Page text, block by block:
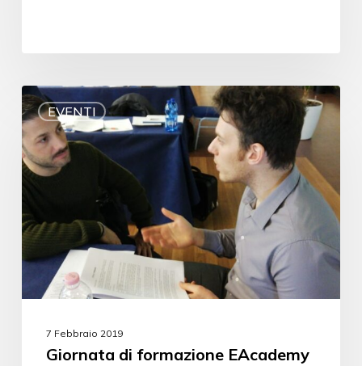
EVENTI
7 Febbraio 2019
Giornata di formazione EAcademy